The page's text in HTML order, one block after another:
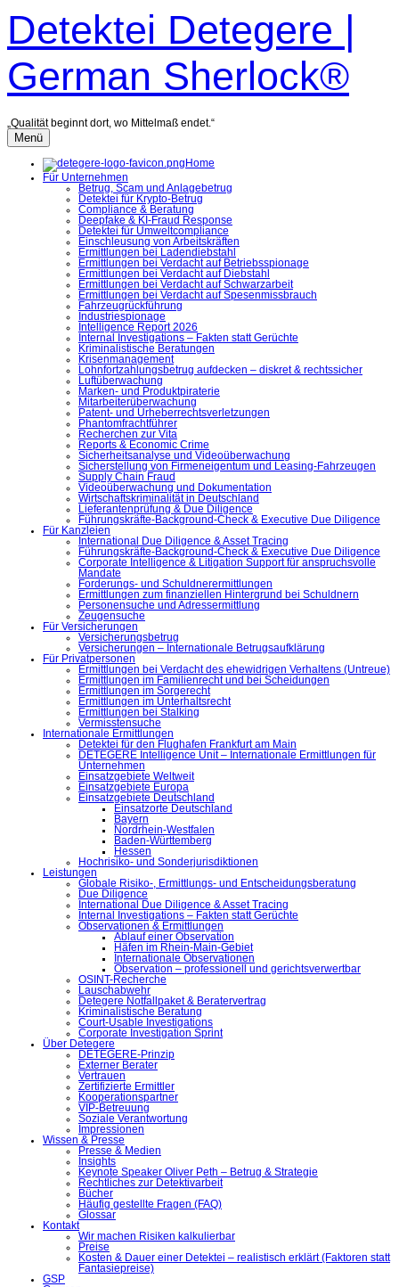
Inhalt
überspringen
Detektei Detegere |
German Sherlock®
„Qualität beginnt dort, wo Mittelmaß endet.“
Menü
Home
Für Unternehmen
Betrug, Scam und Anlagebetrug
Detektei für Krypto-Betrug
Compliance & Beratung
Deepfake & KI-Fraud Response
Detektei für Umweltcompliance
Einschleusung von Arbeitskräften
Ermittlungen bei Ladendiebstahl
Ermittlungen bei Verdacht auf Betriebsspionage
Ermittlungen bei Verdacht auf Diebstahl
Ermittlungen bei Verdacht auf Schwarzarbeit
Ermittlungen bei Verdacht auf Spesenmissbrauch
Fahrzeugrückführung
Industriespionage
Intelligence Report 2026
Internal Investigations – Fakten statt Gerüchte
Kriminalistische Beratungen
Krisenmanagement
Lohnfortzahlungsbetrug aufdecken – diskret & rechtssicher
Luftüberwachung
Marken- und Produktpiraterie
Mitarbeiterüberwachung
Patent- und Urheberrechtsverletzungen
Phantomfrachtführer
Recherchen zur Vita
Reports & Economic Crime
Sicherheitsanalyse und Videoüberwachung
Sicherstellung von Firmeneigentum und Leasing-Fahrzeugen
Supply Chain Fraud
Videoüberwachung und Dokumentation
Wirtschaftskriminalität in Deutschland
Lieferantenprüfung & Due Diligence
Führungskräfte-Background-Check & Executive Due Diligence
Für Kanzleien
International Due Diligence & Asset Tracing
Führungskräfte-Background-Check & Executive Due Diligence
Corporate Intelligence & Litigation Support für anspruchsvolle
Mandate
Forderungs- und Schuldnerermittlungen
Ermittlungen zum finanziellen Hintergrund bei Schuldnern
Personensuche und Adressermittlung
Zeugensuche
Für Versicherungen
Versicherungsbetrug
Versicherungen – Internationale Betrugsaufklärung
Für Privatpersonen
Ermittlungen bei Verdacht des ehewidrigen Verhaltens (Untreue)
Ermittlungen im Familienrecht und bei Scheidungen
Ermittlungen im Sorgerecht
Ermittlungen im Unterhaltsrecht
Ermittlungen bei Stalking
Vermisstensuche
Internationale Ermittlungen
Detektei für den Flughafen Frankfurt am Main
DETEGERE Intelligence Unit – Internationale Ermittlungen für
Unternehmen
Einsatzgebiete Weltweit
Einsatzgebiete Europa
Einsatzgebiete Deutschland
Einsatzorte Deutschland
Bayern
Nordrhein-Westfalen
Baden-Württemberg
Hessen
Hochrisiko- und Sonderjurisdiktionen
Leistungen
Globale Risiko-, Ermittlungs- und Entscheidungsberatung
Due Diligence
International Due Diligence & Asset Tracing
Internal Investigations – Fakten statt Gerüchte
Observationen & Ermittlungen
Ablauf einer Observation
Häfen im Rhein-Main-Gebiet
Internationale Observationen
Observation – professionell und gerichtsverwertbar
OSINT-Recherche
Lauschabwehr
Detegere Notfallpaket & Beratervertrag
Kriminalistische Beratung
Court-Usable Investigations
Corporate Investigation Sprint
Über Detegere
DETEGERE-Prinzip
Externer Berater
Vertrauen
Zertifizierte Ermittler
Kooperationspartner
VIP-Betreuung
Soziale Verantwortung
Impressionen
Wissen & Presse
Presse & Medien
Insights
Keynote Speaker Oliver Peth – Betrug & Strategie
Rechtliches zur Detektivarbeit
Bücher
Häufig gestellte Fragen (FAQ)
Glossar
Kontakt
Wir machen Risiken kalkulierbar
Preise
Kosten & Dauer einer Detektei – realistisch erklärt (Faktoren statt
Fantasiepreise)
GSP